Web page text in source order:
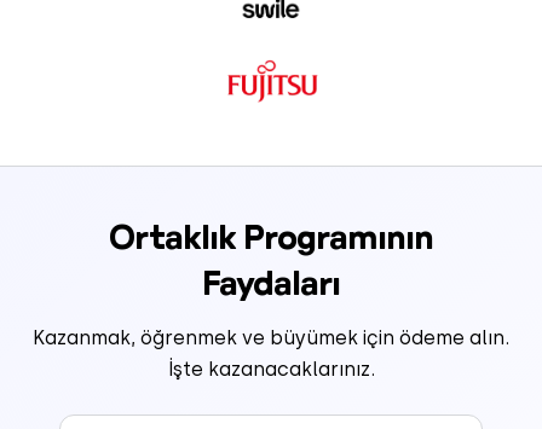
Ortaklık Programının
Faydaları
Kazanmak, öğrenmek ve büyümek için ödeme alın.
İşte kazanacaklarınız.